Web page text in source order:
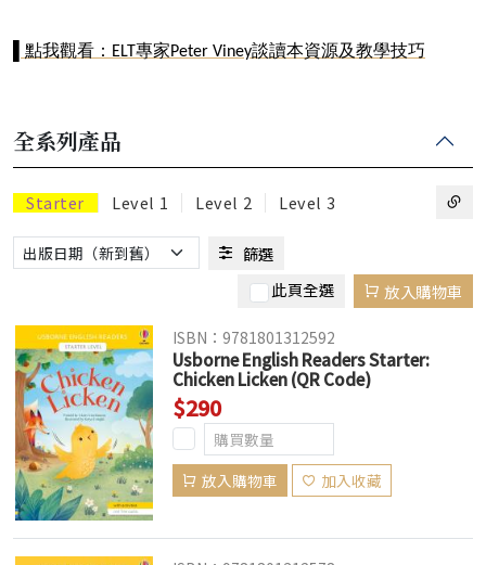
點我觀看： ELT專家Peter Viney談讀本資源及教學技巧
全系列產品
Starter Level 1 Level 2 Level 3
篩選
此頁全選
放入購物車
ISBN：9781801312592
Usborne English Readers Starter:
Chicken Licken (QR Code)
$290
放入購物車 加入收藏